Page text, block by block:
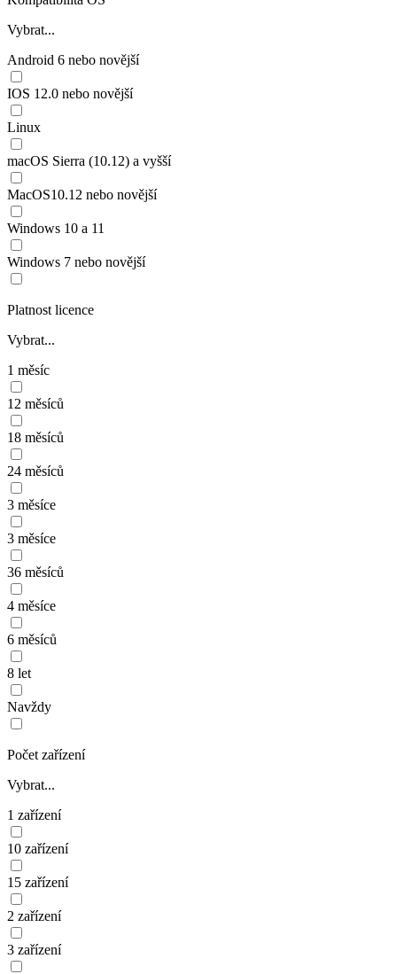
Vybrat...
Android 6 nebo novější
IOS 12.0 nebo novější
Linux
macOS Sierra (10.12) a vyšší
MacOS10.12 nebo novější
Windows 10 a 11
Windows 7 nebo novější
Platnost licence
Vybrat...
1 měsíc
12 měsíců
18 měsíců
24 měsíců
3 měsíce
3 měsíce
36 měsíců
4 měsíce
6 měsíců
8 let
Navždy
Počet zařízení
Vybrat...
1 zařízení
10 zařízení
15 zařízení
2 zařízení
3 zařízení